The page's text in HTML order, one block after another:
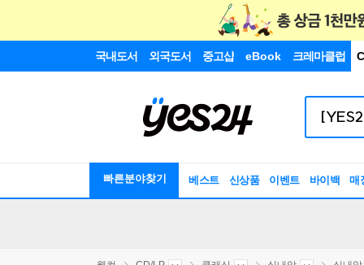
국내도서 외국도서 중고샵 eBook 크레마클럽
빠른분야찾기 베스트 신상품 이벤트 바이백 매